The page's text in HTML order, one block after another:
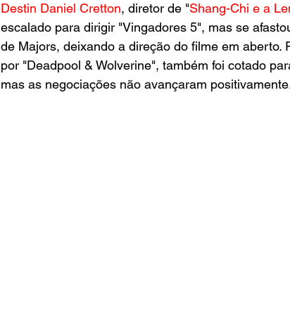
Destin Daniel Cretton, diretor de "Shang-Chi e a
escalado para dirigir "Vingadores 5", mas se
de Majors, deixando a direção do filme em aberto.
por "Deadpool & Wolverine", também foi cotado
mas as negociações não avançaram